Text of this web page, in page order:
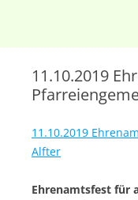
11.10.2019
11.10.2019
Alfter
Ehrenamtsfest für